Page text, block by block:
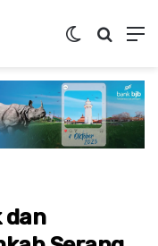
Switch skin
dan